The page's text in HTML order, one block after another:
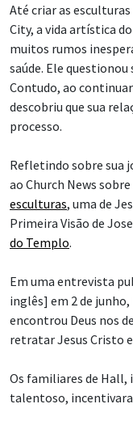
Até criar as
City, a vida artística
muitos rumos
saúde. Ele
Contudo, ao
descobriu que sua
processo.
Refletindo sobre sua
ao Church News
esculturas, uma de
Primeira Visão de
do Templo.
Em uma entrevista
inglês] em 2 de
encontrou Deus nos
retratar Jesus Cristo
Os familiares de Hall,
talentoso,